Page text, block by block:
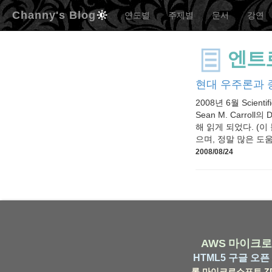
Channy's Blog 연도별 주제별 문서 강연
엔트
현대 우주론과
2008년 6월
Sean M. Carroll의
해 읽게 되었다. (이
으며, 정말 많은 도
2008/08/24
AWS 마이크
HTML5 구글 오픈